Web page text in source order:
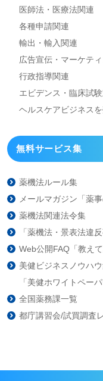
医師法・医療法関連
各種申請関連
輸出・輸入関連
広告宣伝・マーケテ
行政指導関連
エビデンス・臨床試
ヘルスケアビジネスを
無料サービス集
薬機法ルール集
メールマガジン「薬事
薬機法関連法令集
「薬機法・景表法違反
Web公開FAQ「教えて
美健ビジネスノウハ
「美健ホワイトペーパ
全国薬務課一覧
都庁講習会/試買調査